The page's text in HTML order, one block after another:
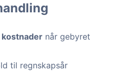
når gebyret
til regnskapsår